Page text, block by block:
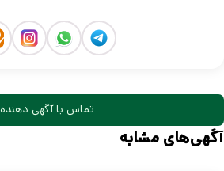
تماس با آگهی دهنده
آگهی‌های مشابه